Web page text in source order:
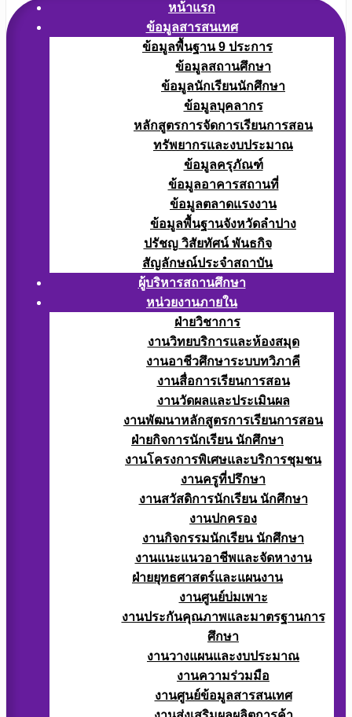
หน้าแรก
ข้อมูลสารสนเทศ
ข้อมูลพื้นฐาน 9 ประการ
ข้อมูลสถานศึกษา
ข้อมูลนักเรียนนักศึกษา
ข้อมูลบุคลากร
หลักสูตรการจัดการเรียนการสอน
ทรัพยากรและงบประมาณ
ข้อมูลครุภัณฑ์
ข้อมูลอาคารสถานที่
ข้อมูลตลาดแรงงาน
ข้อมูลพื้นฐานจังหวัดลำปาง
ปรัชญ วิสัยทัศน์ พันธกิจ
สัญลักษณ์ประจำสถาบัน
ผู้บริหารสถานศึกษา
หน่วยงานภายใน
ฝ่ายวิชาการ
งานวิทยบริการและห้องสมุด
งานอาชีวศึกษาระบบทวิภาคี
งานสื่อการเรียนการสอน
งานวัดผลและประเมินผล
งานพัฒนาหลักสูตรการเรียนการสอน
ฝ่ายกิจการนักเรียน นักศึกษา
งานโครงการพิเศษและบริการชุมชน
งานครูที่ปรึกษา
งานสวัสดิการนักเรียน นักศึกษา
งานปกครอง
งานกิจกรรมนักเรียน นักศึกษา
งานแนะแนวอาชีพและจัดหางาน
ฝ่ายยุทธศาสตร์และแผนงาน
งานศูนย์บ่มเพาะ
งานประกันคุณภาพและมาตรฐานการ
ศึกษา
งานวางแผนและงบประมาณ
งานความร่วมมือ
งานศูนย์ข้อมูลสารสนเทศ